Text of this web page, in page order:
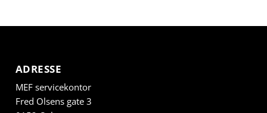
ADRESSE
MEF servicekontor
Fred Olsens gate 3